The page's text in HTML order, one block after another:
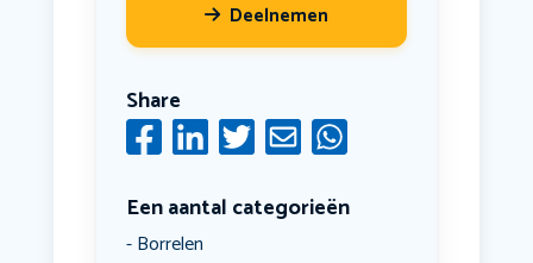
Deelnemen
Share
Een aantal categorieën
Borrelen